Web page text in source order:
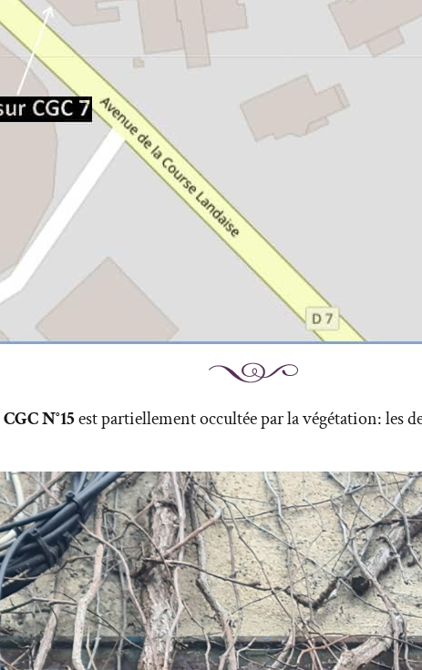
CGC N°15est partiellement occultée par la végétation: les